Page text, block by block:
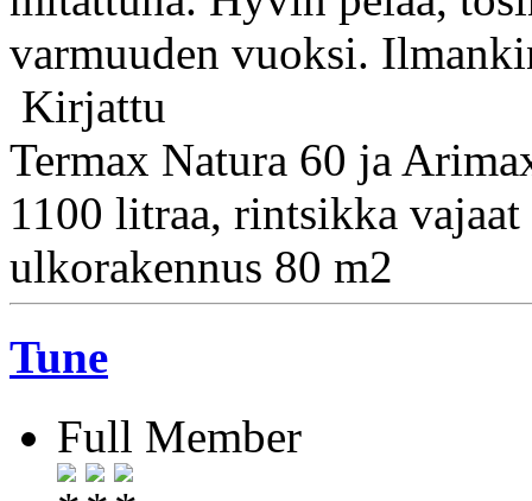
varmuuden vuoksi.
Kirjattu
Termax Natura 60 ja
1100 litraa, rintsikka
ulkorakennus 80 m2
Tune
Full Member